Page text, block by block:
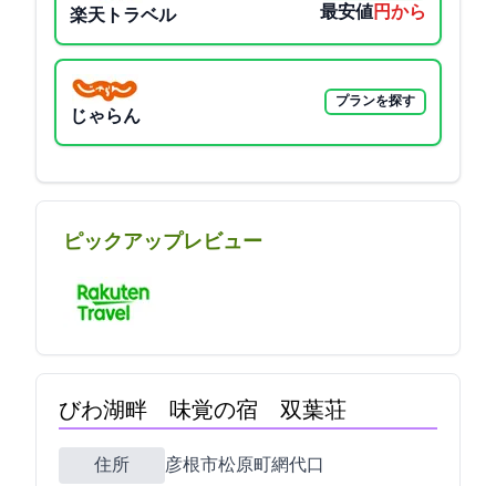
楽天トラベル 最安値7975円から
じゃらん
プランを探す
ピックアップレビュー
びわ湖畔 味覚の宿 双葉荘
住所 彦根市松原町網代口1377